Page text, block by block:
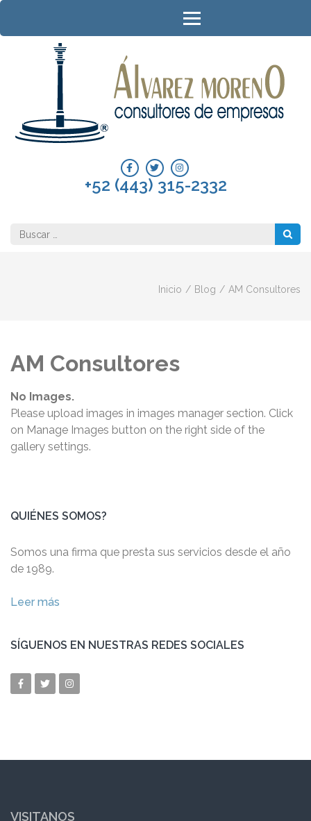
Saltar
contenido
+52 (443) 315-2332
Buscar:
Inicio / Blog / AM Consultores
AM Consultores
No Images.
Please upload images in images manager section. Click
on Manage Images button on the right side of the
gallery settings.
QUIÉNES SOMOS?
Somos una firma que presta sus servicios desde el año
de 1989.
Leer más
SÍGUENOS EN NUESTRAS REDES SOCIALES
VISITANOS